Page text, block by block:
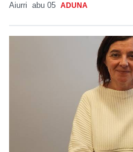
Aiurri abu 05 ADUNA